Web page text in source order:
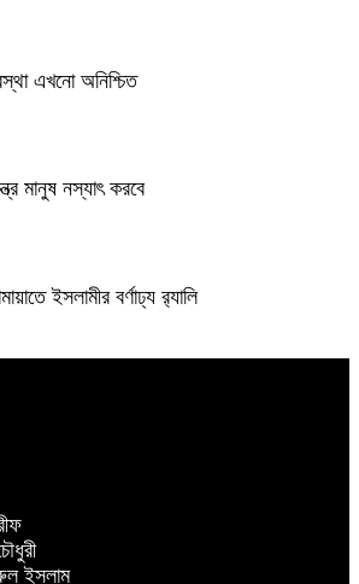
এখনো অনিশ্চিত
মানুষ নস্যাৎ করবে
ইসলামীর বর্ণাঢ্য র‍্যালি
ইসলাম